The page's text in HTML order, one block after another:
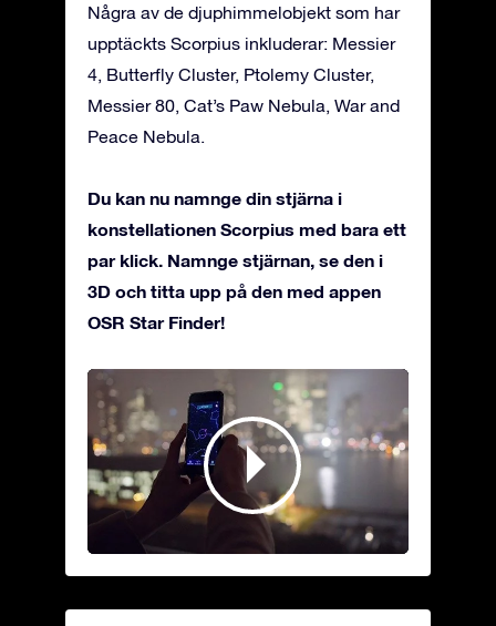
Några av de djuphimmelobjekt som har
upptäckts Scorpius inkluderar: Messier
4, Butterfly Cluster, Ptolemy Cluster,
Messier 80, Cat’s Paw Nebula, War and
Peace Nebula.
Du kan nu namnge din stjärna i
konstellationen Scorpius med bara ett
par klick. Namnge stjärnan, se den i
3D och titta upp på den med appen
OSR Star Finder!